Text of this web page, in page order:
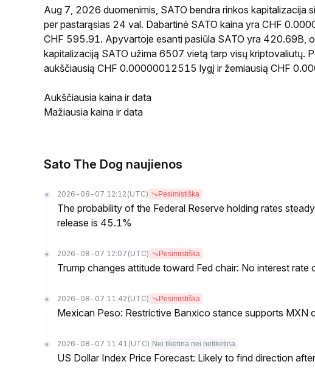
Aug 7, 2026 duomenimis, SATO bendra rinkos
per pastarąsias 24 val. Dabartinė SATO kaina yra CHF
CHF 595.91. Apyvartoje esanti pasiūla SATO yra 420.69B,
kapitalizaciją SATO užima 6507 vietą tarp visų kriptovaliutų.
aukščiausią CHF 0.00000012515 lygį ir žemiausią CHF
Aukščiausia kaina ir data
Mažiausia kaina ir data
Sato The Dog naujienos
2026-08-07 12:12 (UTC) Pesimistiška
The probability of the Federal Reserve holding rates
release is 45.1%
2026-08-07 12:07 (UTC) Pesimistiška
Trump changes attitude toward Fed chair: No interest rate
2026-08-07 11:42 (UTC) Pesimistiška
Mexican Peso: Restrictive Banxico stance supports MXN
2026-08-07 11:41 (UTC) Nei tikėtina nei netikėtina
US Dollar Index Price Forecast: Likely to find direction